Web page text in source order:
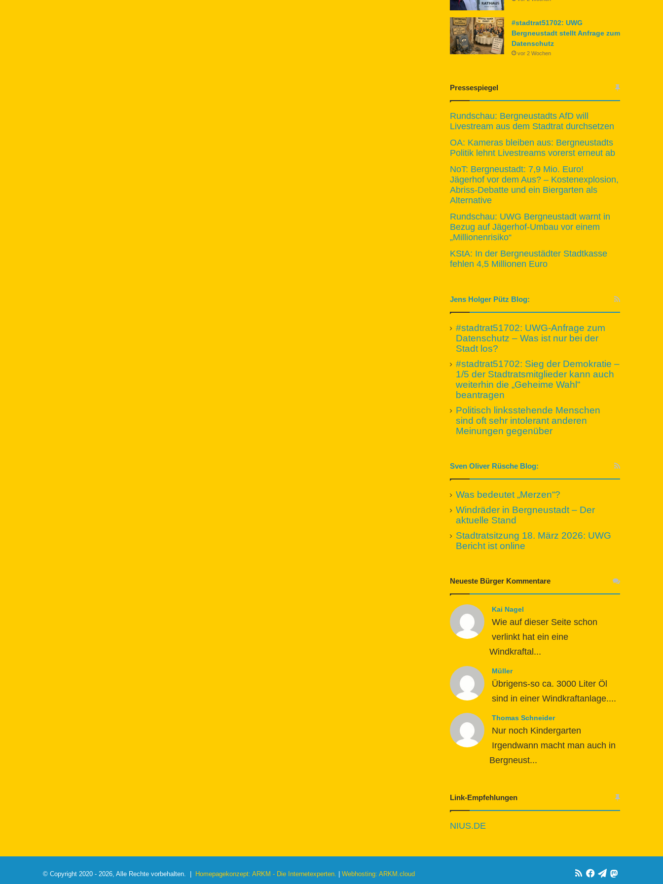
#stadtrat51702: UWG
Bergneustadt stellt Anfrage zum
Datenschutz
vor 2 Wochen
Pressespiegel
Rundschau: Bergneustadts AfD will
Livestream aus dem Stadtrat durchsetzen
OA: Kameras bleiben aus: Bergneustadts
Politik lehnt Livestreams vorerst erneut ab
NoT: Bergneustadt: 7,9 Mio. Euro!
Jägerhof vor dem Aus? – Kostenexplosion,
Abriss-Debatte und ein Biergarten als
Alternative
Rundschau: UWG Bergneustadt warnt in
Bezug auf Jägerhof-Umbau vor einem
„Millionenrisiko“
KStA: In der Bergneustädter Stadtkasse
fehlen 4,5 Millionen Euro
Jens Holger Pütz Blog:
#stadtrat51702: UWG-Anfrage zum
Datenschutz – Was ist nur bei der
Stadt los?
#stadtrat51702: Sieg der Demokratie –
1/5 der Stadtratsmitglieder kann auch
weiterhin die „Geheime Wahl“
beantragen
Politisch linksstehende Menschen
sind oft sehr intolerant anderen
Meinungen gegenüber
Sven Oliver Rüsche Blog:
Was bedeutet „Merzen“?
Windräder in Bergneustadt – Der
aktuelle Stand
Stadtratsitzung 18. März 2026: UWG
Bericht ist online
Neueste Bürger Kommentare
Kai Nagel
Wie auf dieser Seite schon
verlinkt hat ein eine
Windkraftal...
Müller
Übrigens-so ca. 3000 Liter Öl
sind in einer Windkraftanlage....
Thomas Schneider
Nur noch Kindergarten
Irgendwann macht man auch in
Bergneust...
Link-Empfehlungen
NIUS.DE
© Copyright 2020 - 2026, Alle Rechte vorbehalten. | Homepagekonzept: ARKM - Die Internetexperten. Webhosting: ARKM.cloud RSSFacebook
Telegram